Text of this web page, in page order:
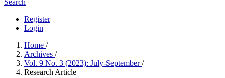
Search
Register
Login
Home /
Archives /
Vol. 9 No. 3 (2023): July-September/
Research Article